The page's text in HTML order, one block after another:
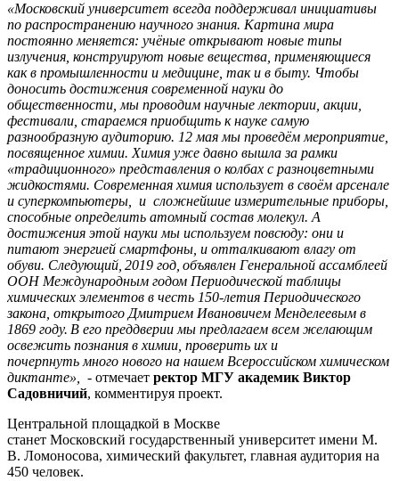
«Московский университет всегда поддерживал инициативы
по распространению научного знания. Картина мира
постоянно меняется: учёные открывают новые типы
излучения, конструируют новые вещества, применяющиеся
как в промышленности и медицине, так и в быту. Чтобы
доносить достижения современной науки до
общественности, мы проводим научные лектории, акции,
фестивали, стараемся приобщить к науке самую
разнообразную аудиторию. 12 мая мы проведём мероприятие,
посвященное химии. Химия уже давно вышла за рамки
«традиционного» представления о колбах с разноцветными
жидкостями. Современная химия использует в своём арсенале
и суперкомпьютеры, и сложнейшие измерительные приборы,
способные определить атомный состав молекул. А
достижения этой науки мы используем повсюду: они и
питают энергией смартфоны, и отталкивают влагу от
обуви. Следующий, 2019 год, объявлен Генеральной ассамблеей
ООН Международным годом Периодической таблицы
химических элементов в честь 150-летия Периодического
закона, открытого Дмитрием Ивановичем Менделеевым в
1869 году. В его преддверии мы предлагаем всем желающим
освежить познания в химии, проверить их и
почерпнуть много нового на нашем Всероссийском химическом
диктанте», - отмечает ректор МГУ академик Виктор
Садовничий, комментируя проект.
Центральной площадкой в Москве
станет Московский государственный университет имени М.
В. Ломоносова, химический факультет, главная аудитория на
450 человек.